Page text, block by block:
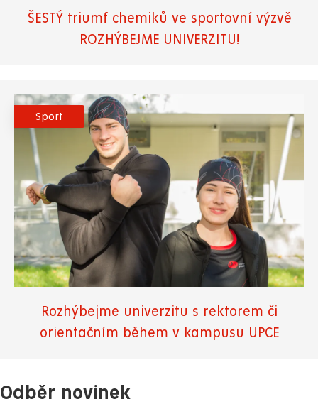
ŠESTÝ triumf chemiků ve sportovní výzvě
ROZHÝBEJME UNIVERZITU!
Sport
Rozhýbejme univerzitu s rektorem či
orientačním během v kampusu UPCE
Odběr novinek